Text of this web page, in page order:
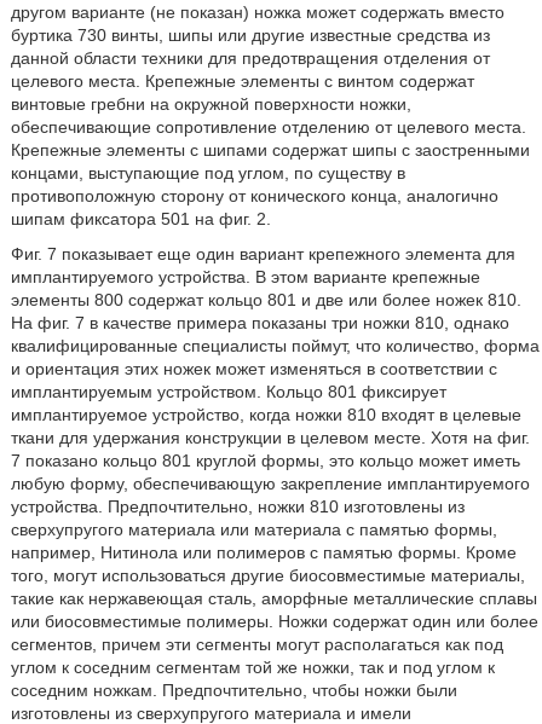
другом варианте (не показан) ножка может содержать вместо
буртика 730 винты, шипы или другие известные средства из
данной области техники для предотвращения отделения от
целевого места. Крепежные элементы с винтом содержат
винтовые гребни на окружной поверхности ножки,
обеспечивающие сопротивление отделению от целевого места.
Крепежные элементы с шипами содержат шипы с заостренными
концами, выступающие под углом, по существу в
противоположную сторону от конического конца, аналогично
шипам фиксатора 501 на фиг. 2.
Фиг. 7 показывает еще один вариант крепежного элемента для
имплантируемого устройства. В этом варианте крепежные
элементы 800 содержат кольцо 801 и две или более ножек 810.
На фиг. 7 в качестве примера показаны три ножки 810, однако
квалифицированные специалисты поймут, что количество, форма
и ориентация этих ножек может изменяться в соответствии с
имплантируемым устройством. Кольцо 801 фиксирует
имплантируемое устройство, когда ножки 810 входят в целевые
ткани для удержания конструкции в целевом месте. Хотя на фиг.
7 показано кольцо 801 круглой формы, это кольцо может иметь
любую форму, обеспечивающую закрепление имплантируемого
устройства. Предпочтительно, ножки 810 изготовлены из
сверхупругого материала или материала с памятью формы,
например, Нитинола или полимеров с памятью формы. Кроме
того, могут использоваться другие биосовместимые материалы,
такие как нержавеющая сталь, аморфные металлические сплавы
или биосовместимые полимеры. Ножки содержат один или более
сегментов, причем эти сегменты могут располагаться как под
углом к соседним сегментам той же ножки, так и под углом к
соседним ножкам. Предпочтительно, чтобы ножки были
изготовлены из сверхупругого материала и имели